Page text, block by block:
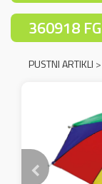
360918
PUSTNI ARTIKLI >